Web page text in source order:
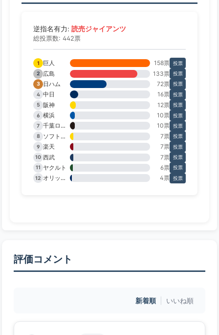
逆指名有力: 読売ジャイアンツ
総投票数: 442票
1 巨人 158票 投票
2
広島 133票 投票
3
日ハム 72票 投票
4 中日 16票 投票
5 阪神 12票 投票
6 横浜 10票 投票
7
千葉ロッテ 10票 投票
8
ソフトバンク 7票 投票
9 楽天 7票 投票
10 西武 7票 投票
11 ヤクルト 6票 投票
12
オリックス 4票 投票
評価コメント
新着順 いいね順